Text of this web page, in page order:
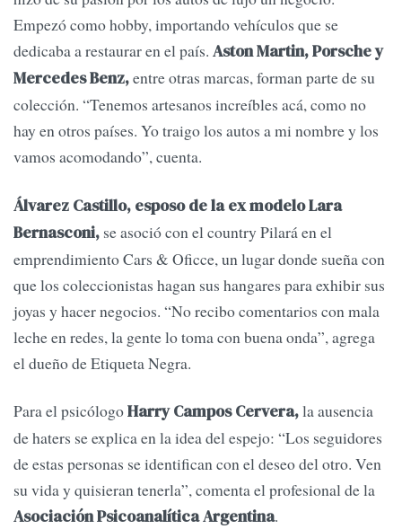
Empezó como hobby, importando vehículos que se
dedicaba a restaurar en el país. Aston Martin, Porsche y
Mercedes Benz,entre otras marcas, forman parte de su
colección. “Tenemos artesanos increíbles acá, como no
hay en otros países. Yo traigo los autos a mi nombre y los
vamos acomodando”, cuenta.
Álvarez Castillo, esposo de la ex modelo Lara
Bernasconi, se asoció con el country Pilará en el
emprendimiento Cars & Oficce, un lugar donde sueña con
que los coleccionistas hagan sus hangares para exhibir sus
joyas y hacer negocios. “No recibo comentarios con mala
leche en redes, la gente lo toma con buena onda”, agrega
el dueño de Etiqueta Negra.
Para el psicólogoHarry Campos Cervera,la ausencia
de haters se explica en la idea del espejo: “Los seguidores
de estas personas se identifican con el deseo del otro. Ven
su vida y quisieran tenerla”, comenta el profesional de la
Asociación Psicoanalítica Argentina.